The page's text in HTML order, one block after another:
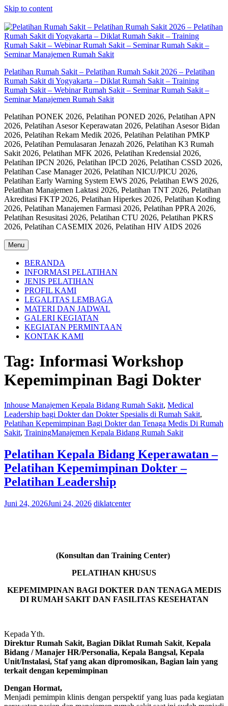
Skip to content
Pelatihan Rumah Sakit – Pelatihan Rumah Sakit 2026 – Pelatihan
Rumah Sakit di Yogyakarta – Diklat Rumah Sakit – Training
Rumah Sakit – Webinar Rumah Sakit – Seminar Rumah Sakit –
Seminar Manajemen Rumah Sakit
Pelatihan PONEK 2026, Pelatihan PONED 2026, Pelatihan APN
2026, Pelatihan Asesor Keperawatan 2026, Pelatihan Asesor Bidan
2026, Pelatihan Rekam Medik 2026, Pelatihan Pelatihan PMKP
2026, Pelatihan Pemulasaran Jenazah 2026, Pelatihan K3 Rumah
Sakit 2026, Pelatihan MFK 2026, Pelatihan Kredensial 2026,
Pelatihan IPCN 2026, Pelatihan IPCD 2026, Pelatihan CSSD 2026,
Pelatihan Case Manager 2026, Pelatihan NICU/PICU 2026,
Pelatihan Early Warning System EWS 2026, Pelatihan EWS 2026,
Pelatihan Manajemen Laktasi 2026, Pelatihan TNT 2026, Pelatihan
Akreditasi FKTP 2026, Pelatihan Hiperkes 2026, Pelatihan Koding
2026, Pelatihan Manajemen Farmasi 2026, Pelatihan PPRA 2026,
Pelatihan Resusitasi 2026, Pelatihan CTU 2026, Pelatihan PKRS
2026, Pelatihan CASEMIX 2026, Pelatihan HIV AIDS 2026
Menu
BERANDA
INFORMASI PELATIHAN
JENIS PELATIHAN
PROFIL KAMI
LEGALITAS LEMBAGA
MATERI DAN JADWAL
GALERI KEGIATAN
KEGIATAN PERMINTAAN
KONTAK KAMI
Tag: Informasi Workshop
Kepemimpinan Bagi Dokter
Inhouse Manajemen Kepala Bidang Rumah Sakit, Medical
Leadership bagi Dokter dan Dokter Spesialis di Rumah Sakit,
Pelatihan Kepemimpinan Bagi Dokter dan Tenaga Medis Di Rumah
Sakit, TrainingManajemen Kepala Bidang Rumah Sakit
Pelatihan Kepala Bidang Keperawatan –
Pelatihan Kepemimpinan Dokter –
Pelatihan Leadership
Juni 24, 2026Juni 24, 2026 diklatcenter
(Konsultan dan Training Center)
PELATIHAN KHUSUS
KEPEMIMPINAN BAGI DOKTER DAN TENAGA MEDIS
DI RUMAH SAKIT DAN FASILITAS KESEHATAN
Kepada Yth.
Direktur Rumah Sakit, Bagian Diklat Rumah Sakit, Kepala
Bidang / Manajer HR/Personalia, Kepala Bangsal, Kepala
Unit/Instalasi, Staf yang akan dipromosikan, Bagian lain yang
terkait dengan kepemimpinan
Dengan Hormat,
Menjadi pemimpin klinis dengan perspektif yang luas pada kegiatan